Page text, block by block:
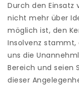
Durch den Einsatz
nicht mehr über
möglich ist, den
Insolvenz stammt,
uns die
Bereich und seien
dieser